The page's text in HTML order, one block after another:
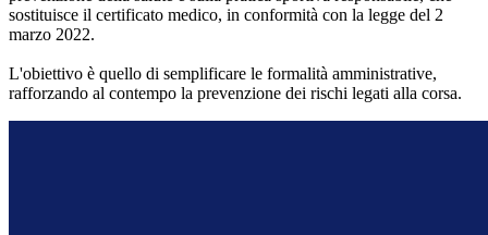
sostituisce il certificato medico, in conformità con la legge del 2
marzo 2022.
L'obiettivo è quello di semplificare le formalità amministrative,
rafforzando al contempo la prevenzione dei rischi legati alla corsa.